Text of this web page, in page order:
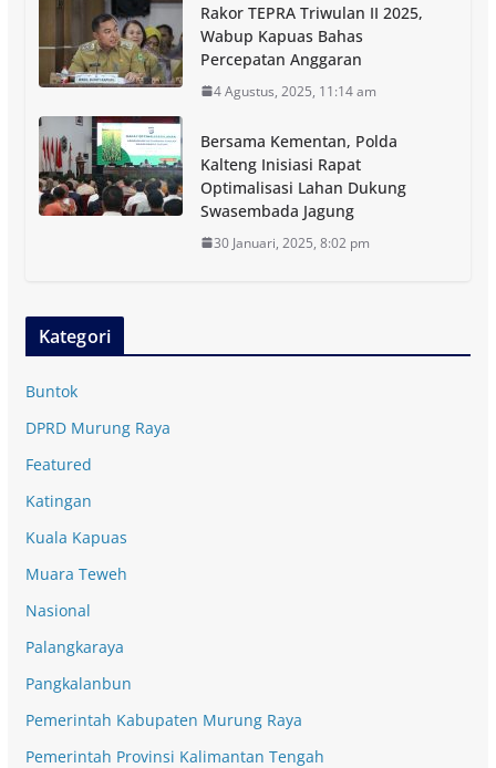
Rakor TEPRA Triwulan II 2025,
Wabup Kapuas Bahas
Percepatan Anggaran
4 Agustus, 2025, 11:14 am
Bersama Kementan, Polda
Kalteng Inisiasi Rapat
Optimalisasi Lahan Dukung
Swasembada Jagung
30 Januari, 2025, 8:02 pm
Kategori
Buntok
DPRD Murung Raya
Featured
Katingan
Kuala Kapuas
Muara Teweh
Nasional
Palangkaraya
Pangkalanbun
Pemerintah Kabupaten Murung Raya
Pemerintah Provinsi Kalimantan Tengah